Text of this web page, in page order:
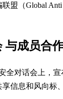
盟（Global
与成员合
全对话会上，
信息和风向标